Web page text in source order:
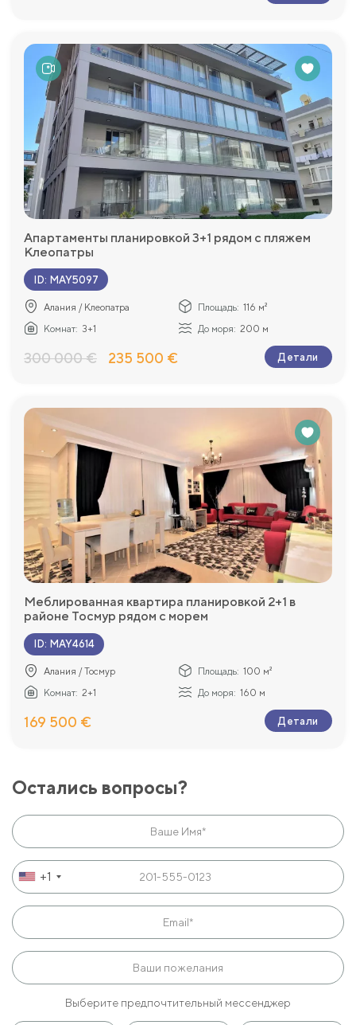
Апартаменты планировкой 3+1 рядом с пляжем
Клеопатры
ID: MAY5097
Алания / Клеопатра Площадь: 116 м²
Комнат: 3+1 До моря: 200 м
300 000 € 235 500 € Детали
Меблированная квартира планировкой 2+1 в
районе Тосмур рядом с морем
ID: MAY4614
Алания / Тосмур Площадь: 100 м²
Комнат: 2+1 До моря: 160 м
169 500 € Детали
Остались вопросы?
+1
Выберите предпочтительный мессенджер